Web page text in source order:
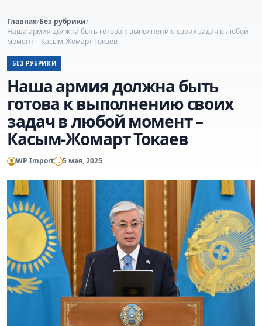
Главная/Без рубрики/
Наша армия должна быть готова к выполнению своих задач в любой
момент – Касым-Жомарт Токаев
БЕЗ РУБРИКИ
Наша армия должна быть
готова к выполнению своих
задач в любой момент –
Касым-Жомарт Токаев
WP Import 5 мая, 2025